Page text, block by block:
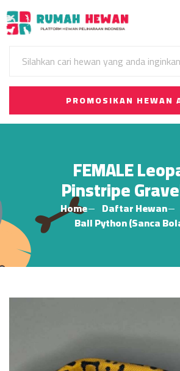
PROMOSIKAN HEWAN
FEMALE
Pinstripe
Home Daftar Hewan
Ball Python (Sanca